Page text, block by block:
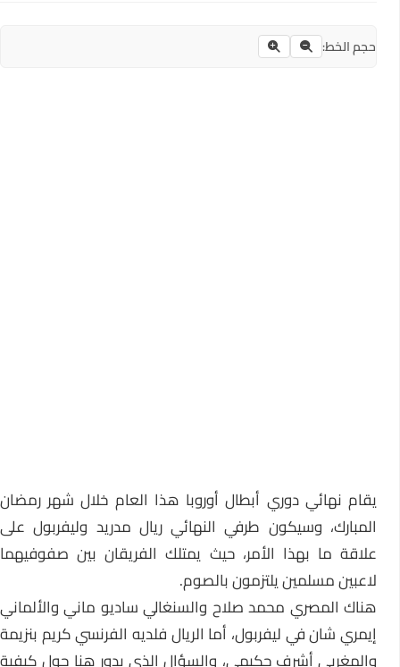
حجم الخط:
يقام نهائي دوري أبطال أوروبا هذا العام خلال شهر رمضان
المبارك، وسيكون طرفي النهائي ريال مدريد وليفربول على
علاقة ما بهذا الأمر، حيث يمتلك الفريقان بين صفوفيهما
لاعبين مسلمين يلتزمون بالصوم.
هناك المصري محمد صلاح والسنغالي ساديو ماني والألماني
إيمري شان في ليفربول، أما الريال فلديه الفرنسي كريم بنزيمة
والمغربي أشرف حكيمي، والسؤال الذي يدور هنا حول كيفية